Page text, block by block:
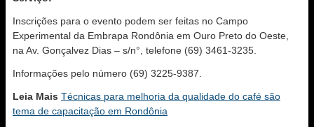
Inscrições para o evento podem ser feitas no Campo
Experimental da Embrapa Rondônia em Ouro Preto do Oeste,
na Av. Gonçalvez Dias – s/n°, telefone (69) 3461-3235.
Informações pelo número (69) 3225-9387.
Leia Mais Técnicas para melhoria da qualidade do café são
tema de capacitação em Rondônia